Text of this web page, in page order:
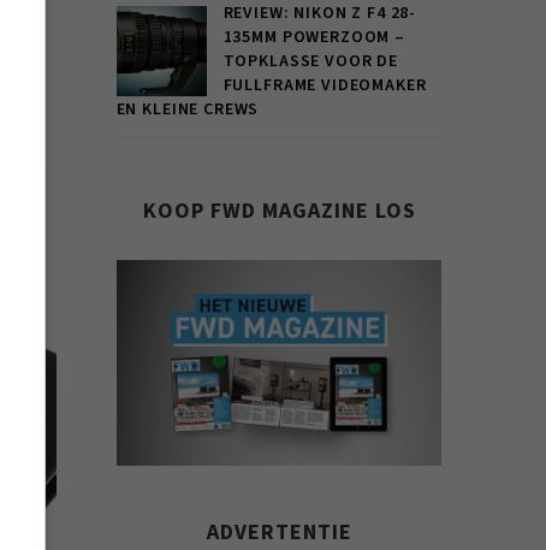
REVIEW: NIKON Z F4 28-
135MM POWERZOOM –
TOPKLASSE VOOR DE
FULLFRAME VIDEOMAKER
EN KLEINE CREWS
KOOP FWD MAGAZINE LOS
ADVERTENTIE